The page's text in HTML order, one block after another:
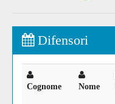
Difensori
Cognome Nome